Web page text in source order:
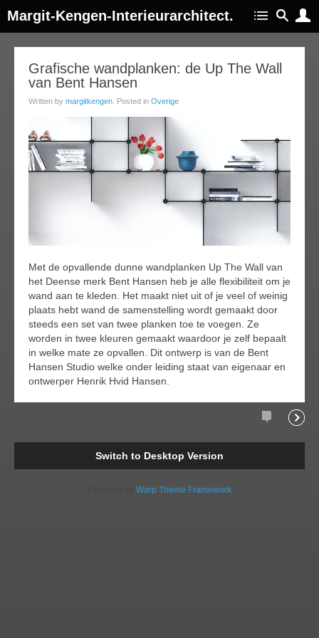
Margit-Kengen-Interieurarchitect.
Grafische wandplanken: de Up The Wall
van Bent Hansen
Written by margitkengen . Posted in Overige
Met de opvallende dunne wandplanken Up The Wall van
het Deense merk Bent Hansen heb je alle flexibiliteit om je
wand aan te kleden. Het maakt niet uit of je veel of weinig
plaats hebt wand de samenstelling wordt gemaakt door
steeds een set van twee planken toe te voegen. Ze
worden in twee kleuren gemaakt waardoor je zelf bepaalt
in welke mate ze opvallen. Dit ontwerp is van de Bent
Hansen Studio welke onder leiding staat van eigenaar en
ontwerper Henrik Hvid Hansen.
Comments
Switch to Desktop Version
Warp Theme Framework